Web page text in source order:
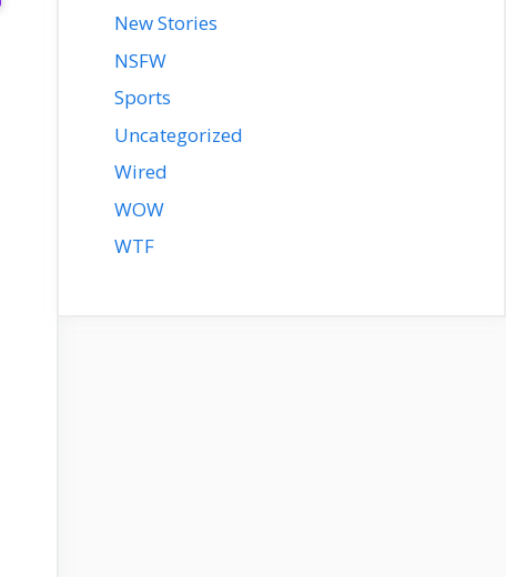
New Stories
NSFW
Sports
Uncategorized
Wired
WOW
WTF